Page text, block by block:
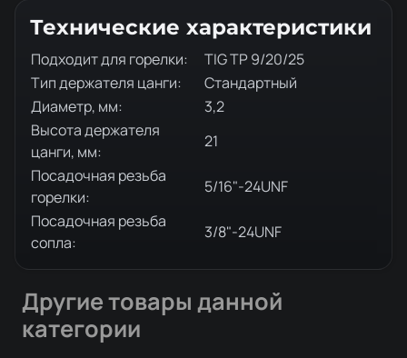
Описание товара
Технические характеристики
Подходит для горелки:
TIG TP 9/20/25
Тип держателя цанги:
Стандартный
Диаметр, мм:
3,2
Высота держателя
цанги, мм:
21
Посадочная резьба
горелки:
5/16"-24UNF
Посадочная резьба
сопла:
3/8"-24UNF
Другие товары данной
категории